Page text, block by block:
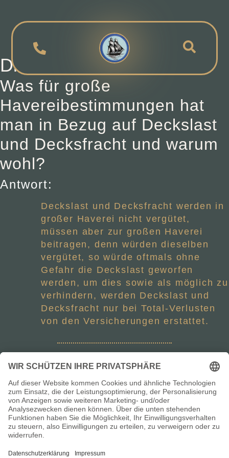
Die Grosse Haverei
Was für große
Havereibestimmungen hat
man in Bezug auf Deckslast
und Decksfracht und warum
wohl?
Antwort:
Deckslast und Decksfracht werden in
großer Haverei nicht vergütet,
müssen aber zur großen Haverei
beitragen, denn würden dieselben
vergütet, so würde oftmals ohne
Gefahr die Deckslast geworfen
werden, um dies sowie als möglich zu
verhindern, werden Deckslast und
Decksfracht nur bei Total-Verlusten
von den Versicherungen erstattet.
Vereinigung der Kapitäne und
Schiffsführer des Fischlandes
Links